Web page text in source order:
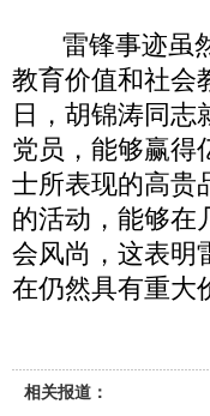
雷锋事迹虽然
教育价值和社会
日，胡锦涛同志
党员，能够赢得
士所表现的高贵
的活动，能够在
会风尚，这表明
在仍然具有重大
相关报道：